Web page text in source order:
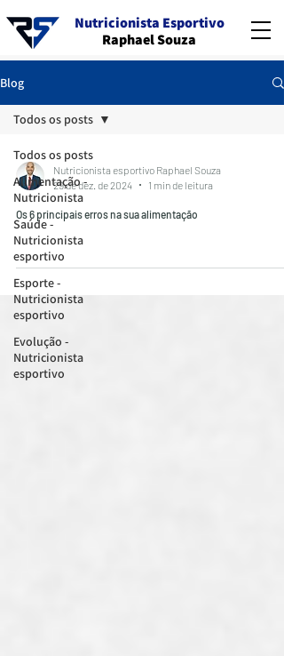
Nutricionista Esportivo
Raphael Souza
Blog
Todos os posts
Alimentação -
Nutricionista
Saúde -
Nutricionista
esportivo
Esporte -
Nutricionista
esportivo
Evolução -
Nutricionista
esportivo
Todos os posts
Nutricionista esportivo Raphael Souza
29 de dez. de 2024
1 min de leitura
Os 6 principais erros na sua alimentação